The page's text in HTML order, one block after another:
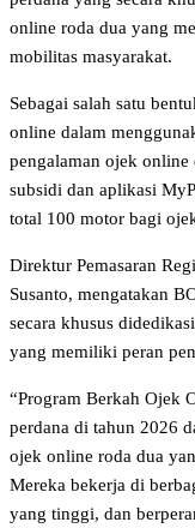
online roda dua yang
mobilitas masyarakat.
Sebagai salah satu
online dalam
pengalaman ojek online
subsidi dan aplikasi
total 100 motor bagi
Direktur Pemasaran
Susanto, mengatakan
secara khusus
yang memiliki peran
“Program Berkah Ojek
perdana di tahun 2026
ojek online roda dua
Mereka bekerja di
yang tinggi, dan